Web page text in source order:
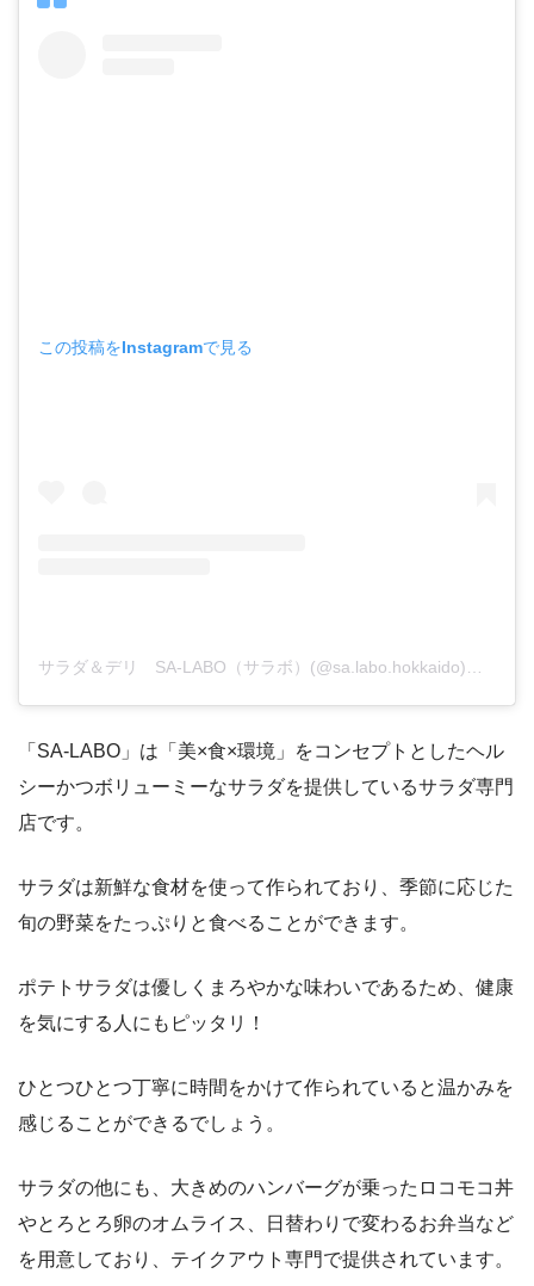
この投稿をInstagramで見る
「SA-LABO」は「美×食×環境」をコンセプトとしたヘル
シーかつボリューミーなサラダを提供しているサラダ専門
店です。
サラダは新鮮な食材を使って作られており、季節に応じた
旬の野菜をたっぷりと食べることができます。
ポテトサラダは優しくまろやかな味わいであるため、健康
を気にする人にもピッタリ！
ひとつひとつ丁寧に時間をかけて作られていると温かみを
感じることができるでしょう。
サラダの他にも、大きめのハンバーグが乗ったロコモコ丼
やとろとろ卵のオムライス、日替わりで変わるお弁当など
を用意しており、テイクアウト専門で提供されています。